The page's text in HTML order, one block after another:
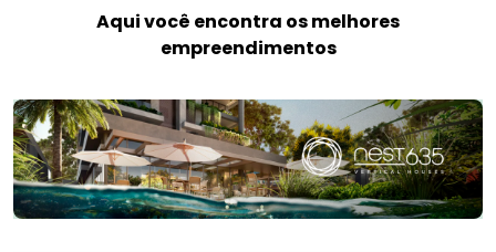
Aqui você encontra os melhores
empreendimentos